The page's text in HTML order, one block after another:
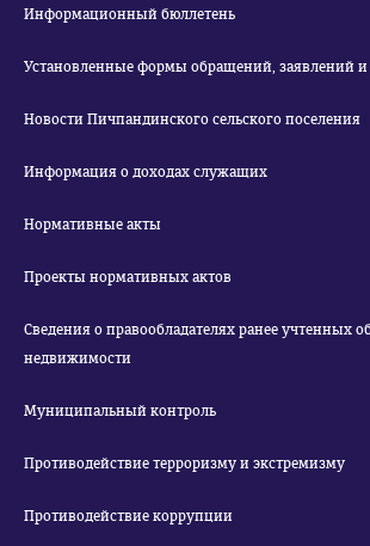
Информационный бюллетень
Установленные формы обращений, заявлений
Новости Пичпандинского сельского поселения
Информация о доходах служащих
Нормативные акты
Проекты нормативных актов
Сведения о правообладателях ранее учтенных
недвижимости
Муниципальный контроль
Противодействие терроризму и экстремизму
Противодействие коррупции